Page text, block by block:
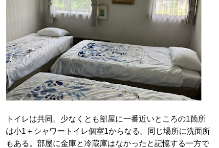
トイレは共同。少なくとも部屋に一番近いところの1箇所
は小1＋シャワートイレ個室1からなる。同じ場所に洗面所
もある。部屋に金庫と冷蔵庫はなかったと記憶する一方で